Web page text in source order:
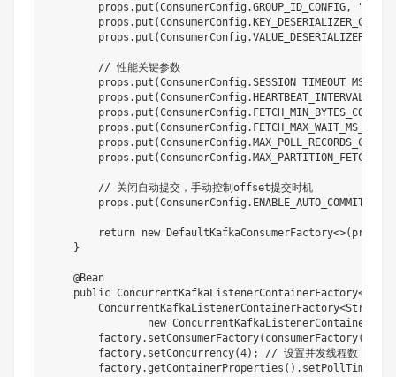
        props
. put (ConsumerConfig .GROUP_ID_CONFIG,
        props
. put (ConsumerConfig .
        props
. put (ConsumerConfig .
// 性能关键参数
        props
. put (ConsumerConfig .
        props
. put (ConsumerConfig .
        props
. put (ConsumerConfig . FETCH_MIN_BYTES_CONFIG
        props
. put (ConsumerConfig .
        props
. put (ConsumerConfig . MAX_POLL_RECORDS_CONFIG
        props
. put (ConsumerConfig .
// 关闭自动提交，手动控制offset提交时机
        props
. put (ConsumerConfig .
return new DefaultKafkaConsumerFactory<>( props
}
@Bean
public ConcurrentKafkaListenerContainerFactory<
ConcurrentKafkaListenerContainerFactory<String
new
        factory
. setConsumerFactory( consumerFactory(
        factory
. setConcurrency(4) ;
// 设置并发线程数，匹配
        factory
.getContainerProperties ( ) . setPollTimeout